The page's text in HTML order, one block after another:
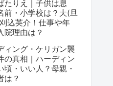
たりえ｜子供は息
前・小学校は？夫(旦
込英介！仕事や年
院理由は？
ィング・ケリガン襲
の真相｜ハーディン
頃・いい人？母親・
は？